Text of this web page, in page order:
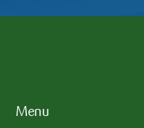
Menu